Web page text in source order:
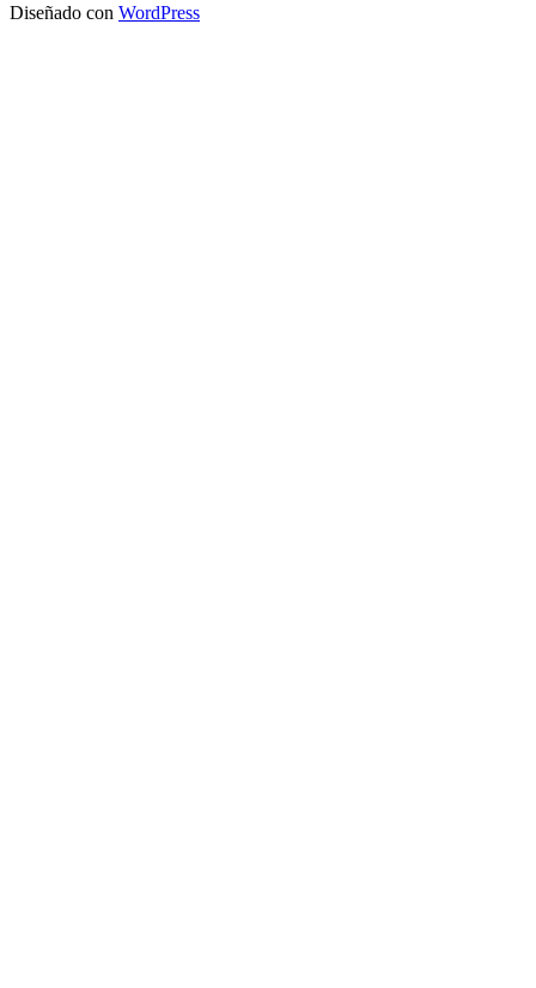
Diseñado con WordPress